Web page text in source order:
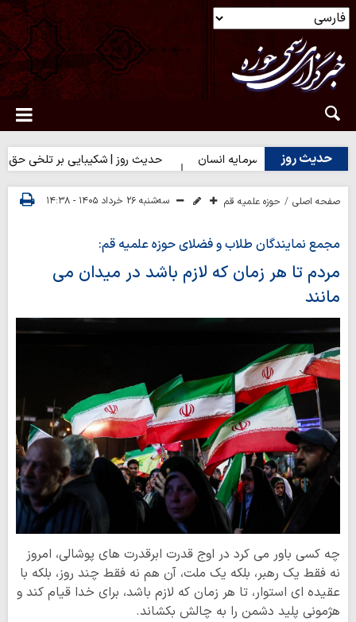
حدیث روز
| بهترین سرمایه انسان حدیث روز | شکیبایی بر تلخی حق
صفحه اصلی حوزه علمیه قم سه‌شنبه ۲۶ خرداد ۱۴۰۵ - ۱۴:۳۸
مجمع نمایندگان طلاب و فضلای حوزه علمیه قم:
مردم تا هر زمان که لازم باشد در میدان می
مانند
چه کسی باور می کرد در اوج قدرت ابرقدرت های پوشالی، امروز
نه فقط یک رهبر، بلکه یک ملت، آن هم نه فقط چند روز، بلکه با
عقیده ای استوار، تا هر زمان که لازم باشد، برای خدا قیام کند و
هژمونی پلید دشمن را به چالش بکشاند.